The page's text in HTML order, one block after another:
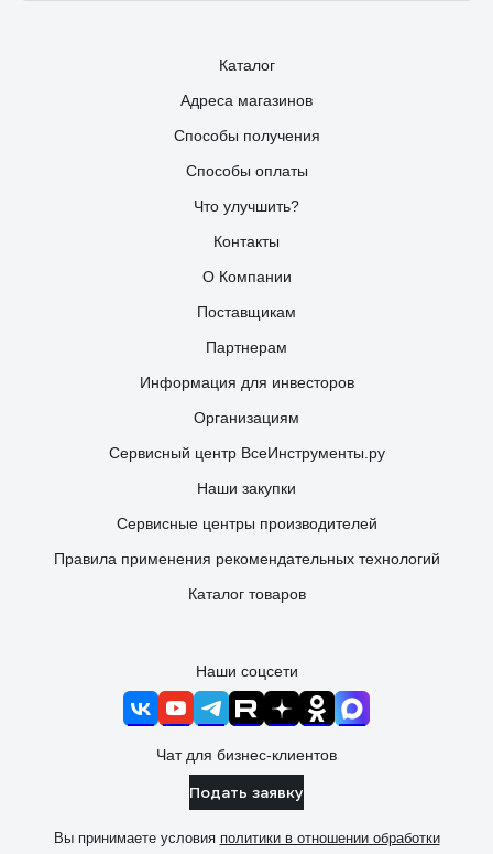
Каталог
Адреса магазинов
Способы получения
Способы оплаты
Что улучшить?
Контакты
О Компании
Поставщикам
Партнерам
Информация для инвесторов
Организациям
Сервисный центр ВсеИнструменты.ру
Наши закупки
Сервисные центры производителей
Правила применения рекомендательных технологий
Каталог товаров
Наши соцсети
Чат для бизнес-клиентов
Подать заявку
Вы принимаете условия политики в отношении обработки